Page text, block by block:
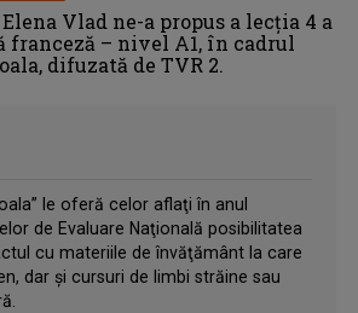
Vlad ne-a propus a lecţia 4 a
franceză – nivel A1, în cadrul
difuzată de TVR 2.
le oferă celor aflaţi în anul
de Evaluare Naţională posibilitatea
cu materiile de învăţământ la care
dar şi cursuri de limbi străine sau